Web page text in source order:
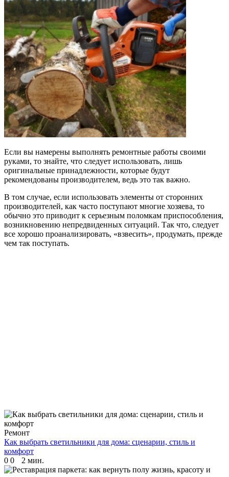
Если вы намерены выполнять ремонтные работы своими
руками, то знайте, что следует использовать, лишь
оригинальные принадлежности, которые будут
рекомендованы производителем, ведь это так важно.
В том случае, если использовать элементы от сторонних
производителей, как часто поступают многие хозяева, то
обычно это приводит к серьезным поломкам приспособления,
возникновению непредвиденных ситуаций. Так что, следует
все хорошо проанализировать, «взвесить», продумать, прежде
чем так поступать.
Ремонт
Как выбрать светильники для дома: сценарии, стиль и
комфорт
0 0 2 мин.